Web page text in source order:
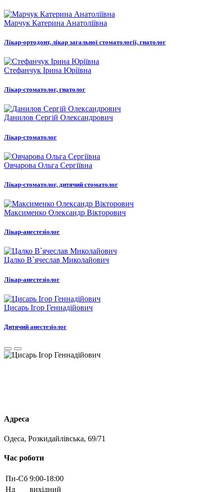
Марчук Катерина Анатоліївна
Лікар-ортодонт, лікар загальної стоматології, гнатолог
Стефанчук Ірина Юріївна
Лікар-стоматолог, гнатолог
Данилов Сергій Олександрович
Лікар-стоматолог
Овчарова Ольга Сергіївна
Лікар-стоматолог, дитячий стоматолог
Максименко Олександр Вікторович
Лікар-анестезіолог
Цалко В`ячеслав Миколайович
Лікар-анестезіолог
Цисарь Ігор Геннадійович
Дитячий анестезіолог
Адреса
Одеса, Розкидайлівська, 69/71
Час роботи
Пн-Cб 9:00-18:00
Нд
вихідний